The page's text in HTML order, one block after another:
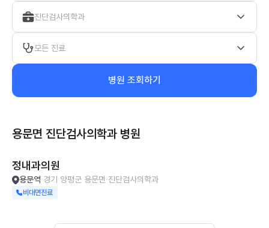
진단검사의학과
모든 진료
병원 조회하기
용문면 진단검사의학과 병원
정내과의원
용문역 경기 양평군 용문면 진단검사의학과
비대면진료